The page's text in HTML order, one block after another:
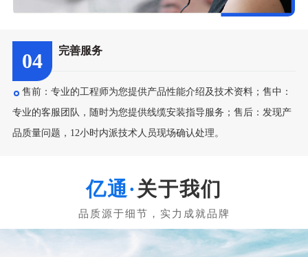
04 完善服务
售前：专业的工程师为您提供产品性能介绍及技术资料；售中：
专业的客服团队，随时为您提供线缆安装指导服务；售后：发现产
品质量问题，12小时内派技术人员现场确认处理。
关于我们